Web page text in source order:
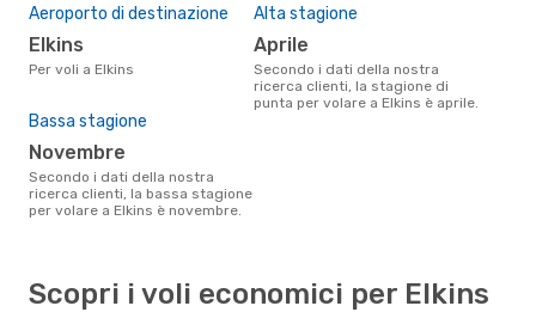
Aeroporto di destinazione
Elkins
Per voli a Elkins
Alta stagione
aprile
Secondo i dati della nostra
ricerca clienti, la stagione di
punta per volare a Elkins è aprile.
Bassa stagione
novembre
Secondo i dati della nostra
ricerca clienti, la bassa stagione
per volare a Elkins è novembre.
Scopri i voli economici per Elkins